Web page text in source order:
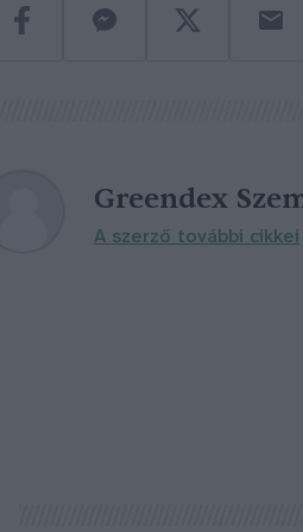
Greendex
A szerző további cikkei